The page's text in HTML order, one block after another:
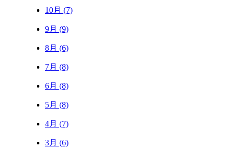
10月 (7)
9月 (9)
8月 (6)
7月 (8)
6月 (8)
5月 (8)
4月 (7)
3月 (6)